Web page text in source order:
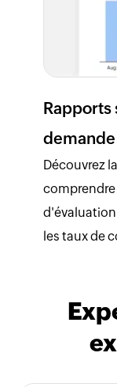
Rapports
demande
Découvrez
les taux de